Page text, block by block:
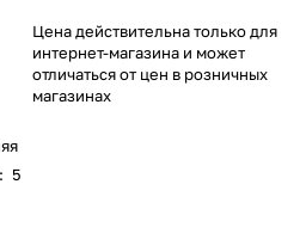
: 5
Цена действительна только для
интернет-магазина и может
отличаться от цен в розничных
магазинах